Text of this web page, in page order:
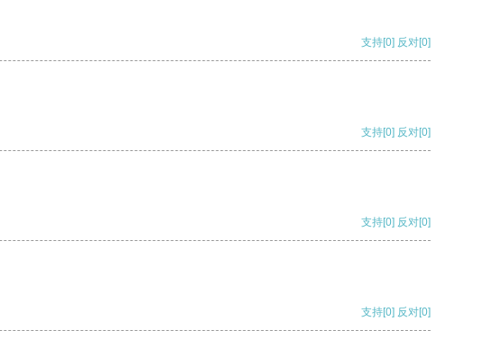
支持[0] 反对[0]
支持[0] 反对[0]
支持[0] 反对[0]
支持[0] 反对[0]